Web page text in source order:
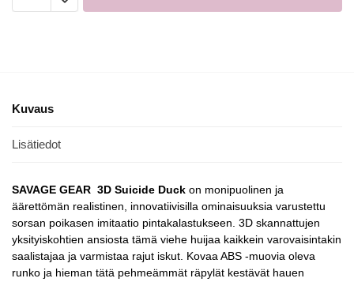
Kuvaus
Lisätiedot
SAVAGE GEAR 3D Suicide Duck on monipuolinen ja
äärettömän realistinen, innovatiivisilla ominaisuuksia varustettu
sorsan poikasen imitaatio pintakalastukseen. 3D skannattujen
yksityiskohtien ansiosta tämä viehe huijaa kaikkein varovaisintakin
saalistajaa ja varmistaa rajut iskut. Kovaa ABS -muovia oleva
runko ja hieman tätä pehmeämmät räpylät kestävät hauen